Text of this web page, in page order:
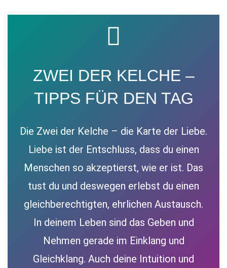
ZWEI DER KELCHE –
TIPPS FÜR DEN TAG
Die Zwei der Kelche – die Karte der Liebe.
Liebe ist der Entschluss, dass du einen
Menschen so akzeptierst, wie er ist. Das
tust du und deswegen erlebst du einen
gleichberechtigten, ehrlichen Austausch.
In deinem Leben sind das Geben und
Nehmen gerade im Einklang und
Gleichklang. Auch deine Intuition und